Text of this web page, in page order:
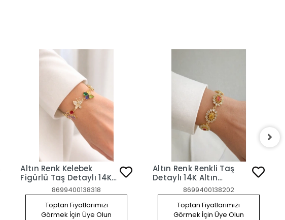
Altın Renk Kelebek
Figürlü Taş Detaylı 14K
Altın Kaplama VİP
Bileklik
8699400138318
Toptan Fiyatlarımızı
Görmek İçin Üye Olun
Altın Renk Renkli Taş
Detaylı 14K Altın
Kaplama VİP Bileklik
8699400138202
Toptan Fiyatlarımızı
Görmek İçin Üye Olun